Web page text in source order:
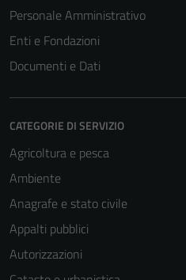
Personale Amministrativo
Enti e Fondazioni
Documenti e Dati
CATEGORIE DI SERVIZIO
Agricoltura e pesca
Ambiente
Anagrafe e stato civile
Appalti pubblici
Autorizzazioni